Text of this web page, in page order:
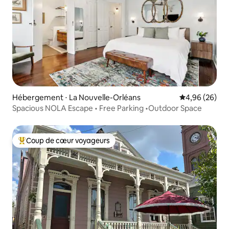
Hébergement ⋅ La Nouvelle-Orléans Évaluation
4,96 (26)
Spacious NOLA Escape • Free Parking •Outdoor Space
Coups de cœur voyageurs les plus appréciés
Coup de cœur voyageurs